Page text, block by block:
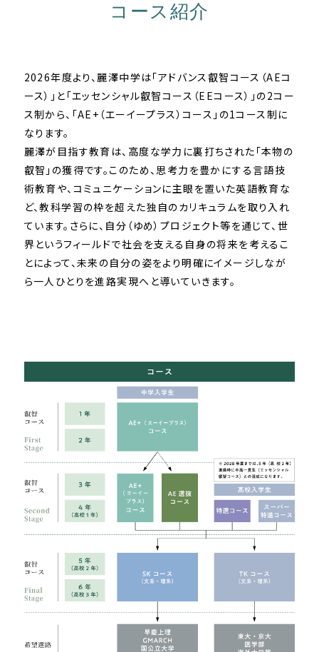
コース紹介
2026年度より、麗澤中学は「アドバンス叡智コース（AEコ
ース）」と「エッセンシャル叡智コース（EEコース）」の2コー
ス制から、「AE+（エーイープラス）コース」の1コース制に
なります。
麗澤が目指す教育は、高度な学力に裏打ちされた「本物の
叡智」の獲得です。このため、思考力を豊かにする言語技
術教育や、コミュニケーションに主眼を置いた英語教育な
ど、教科学習の枠を超えた独自のカリキュラムを取り入れ
ています。さらに、自分（ゆめ）プロジェクト等を通じて、世
界というフィールドで社会を支える自身の将来を考えるこ
とによって、未来の自分の姿をより明確にイメージしなが
ら一人ひとりを進路実現へと導いていきます。